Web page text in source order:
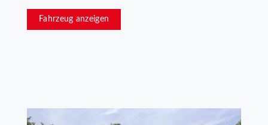
Fahrzeug anzeigen